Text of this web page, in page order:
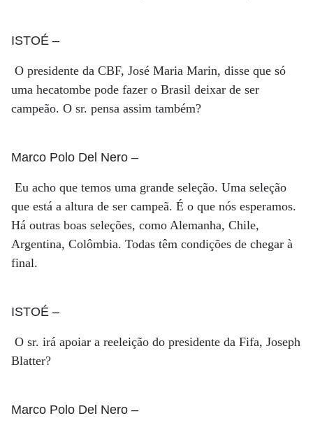
ISTOÉ –
O presidente da CBF, José Maria Marin, disse que só
uma hecatombe pode fazer o Brasil deixar de ser
campeão. O sr. pensa assim também?
Marco Polo Del Nero –
Eu acho que temos uma grande seleção. Uma seleção
que está a altura de ser campeã. É o que nós esperamos.
Há outras boas seleções, como Alemanha, Chile,
Argentina, Colômbia. Todas têm condições de chegar à
final.
ISTOÉ –
O sr. irá apoiar a reeleição do presidente da Fifa, Joseph
Blatter?
Marco Polo Del Nero –